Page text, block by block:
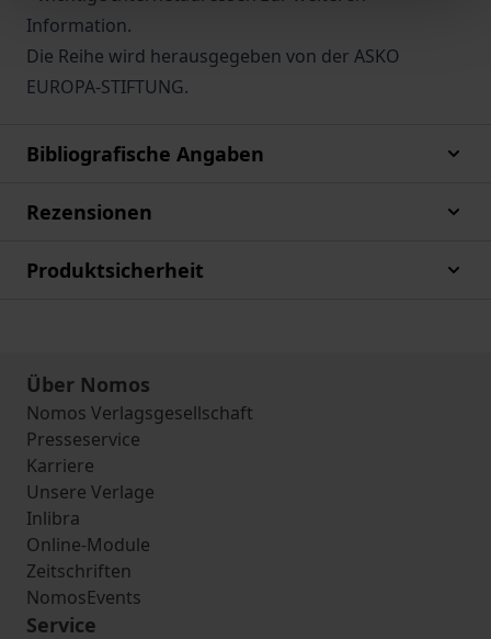
Information.
Die Reihe wird herausgegeben von der ASKO
EUROPA-STIFTUNG.
Bibliografische Angaben
Rezensionen
Produktsicherheit
Über Nomos
Nomos Verlagsgesellschaft
Presseservice
Karriere
Unsere Verlage
Inlibra
Online-Module
Zeitschriften
NomosEvents
Service